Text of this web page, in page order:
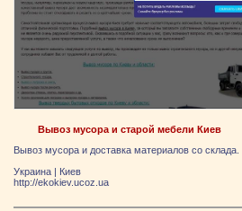
Вывоз мусора и старой мебели Киев
Вывоз мусора и доставка материалов со склада.
Украина | Киев
http://ekokiev.ucoz.ua